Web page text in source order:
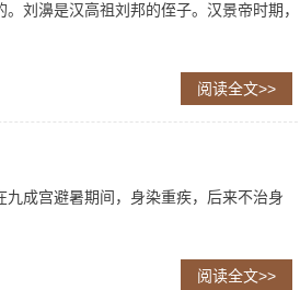
刘濞是汉高祖刘邦的侄子。汉景帝时期，
阅读全文>>
成宫避暑期间，身染重疾，后来不治身
阅读全文>>